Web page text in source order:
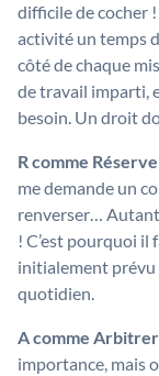
difficile de cocher
activité un temps
côté de chaque
de travail imparti,
besoin. Un droit
R comme
me demande un
renverser… Autant
! C’est pourquoi
initialement prévu
quotidien.
A comme Arbitrer
importance, mais